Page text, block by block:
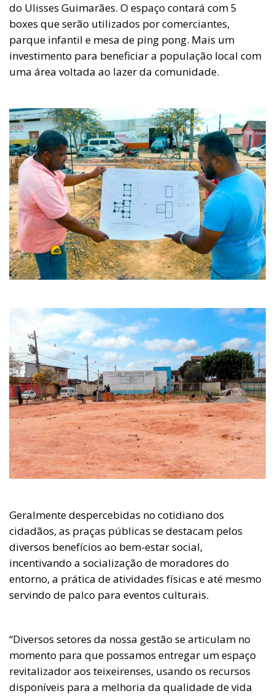
do Ulisses Guimarães. O espaço contará com 5
boxes que serão utilizados por comerciantes,
parque infantil e mesa de ping pong. Mais um
investimento para beneficiar a população local com
uma área voltada ao lazer da comunidade.
Geralmente despercebidas no cotidiano dos
cidadãos, as praças públicas se destacam pelos
diversos benefícios ao bem-estar social,
incentivando a socialização de moradores do
entorno, a prática de atividades físicas e até mesmo
servindo de palco para eventos culturais.
“Diversos setores da nossa gestão se articulam no
momento para que possamos entregar um espaço
revitalizador aos teixeirenses, usando os recursos
disponíveis para a melhoria da qualidade de vida